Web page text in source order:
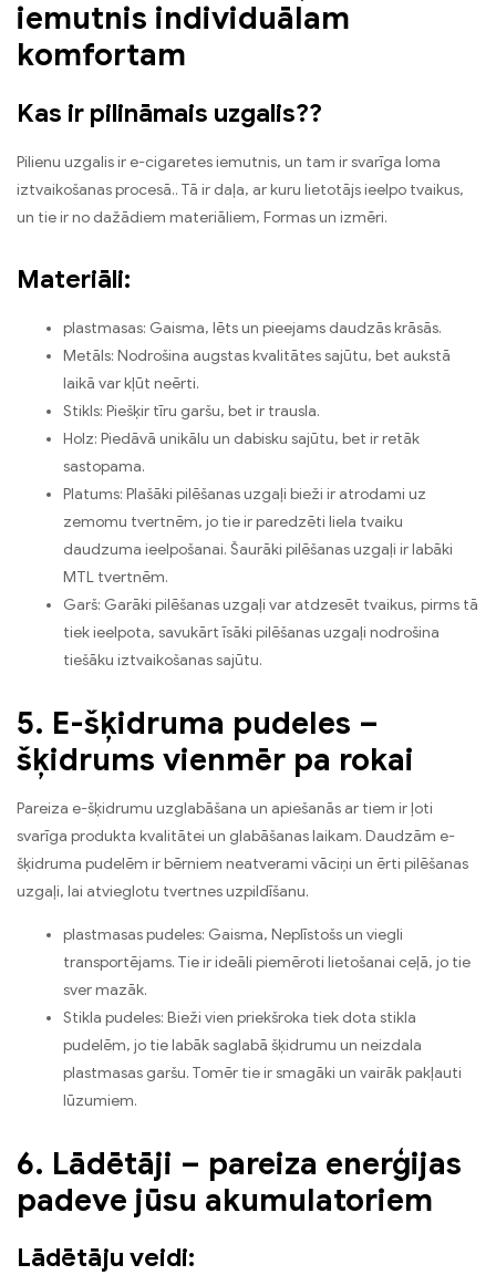
iemutnis individuālam
komfortam
Kas ir pilināmais uzgalis??
Pilienu uzgalis ir e-cigaretes iemutnis, un tam ir svarīga loma
iztvaikošanas procesā.. Tā ir daļa, ar kuru lietotājs ieelpo tvaikus,
un tie ir no dažādiem materiāliem, Formas un izmēri.
Materiāli:
plastmasas: Gaisma, lēts un pieejams daudzās krāsās.
Metāls: Nodrošina augstas kvalitātes sajūtu, bet aukstā
laikā var kļūt neērti.
Stikls: Piešķir tīru garšu, bet ir trausla.
Holz: Piedāvā unikālu un dabisku sajūtu, bet ir retāk
sastopama.
Platums: Plašāki pilēšanas uzgaļi bieži ir atrodami uz
zemomu tvertnēm, jo tie ir paredzēti liela tvaiku
daudzuma ieelpošanai. Šaurāki pilēšanas uzgaļi ir labāki
MTL tvertnēm.
Garš: Garāki pilēšanas uzgaļi var atdzesēt tvaikus, pirms tā
tiek ieelpota, savukārt īsāki pilēšanas uzgaļi nodrošina
tiešāku iztvaikošanas sajūtu.
5. E-šķidruma pudeles –
šķidrums vienmēr pa rokai
Pareiza e-šķidrumu uzglabāšana un apiešanās ar tiem ir ļoti
svarīga produkta kvalitātei un glabāšanas laikam. Daudzām e-
šķidruma pudelēm ir bērniem neatverami vāciņi un ērti pilēšanas
uzgaļi, lai atvieglotu tvertnes uzpildīšanu.
plastmasas pudeles: Gaisma, Neplīstošs un viegli
transportējams. Tie ir ideāli piemēroti lietošanai ceļā, jo tie
sver mazāk.
Stikla pudeles: Bieži vien priekšroka tiek dota stikla
pudelēm, jo tie labāk saglabā šķidrumu un neizdala
plastmasas garšu. Tomēr tie ir smagāki un vairāk pakļauti
lūzumiem.
6. Lādētāji – pareiza enerģijas
padeve jūsu akumulatoriem
Lādētāju veidi: